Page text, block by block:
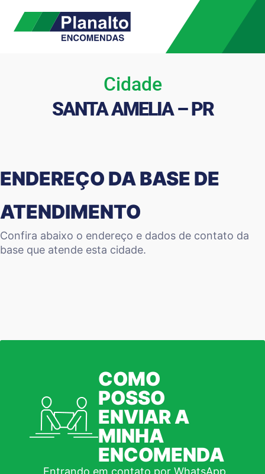
Cidade
SANTA AMELIA – PR
ENDEREÇO DA BASE DE
ATENDIMENTO
Confira abaixo o endereço e dados de contato da
base que atende esta cidade.
COMO
POSSO
ENVIAR A
MINHA
ENCOMENDA
Entrando em contato por WhatsApp